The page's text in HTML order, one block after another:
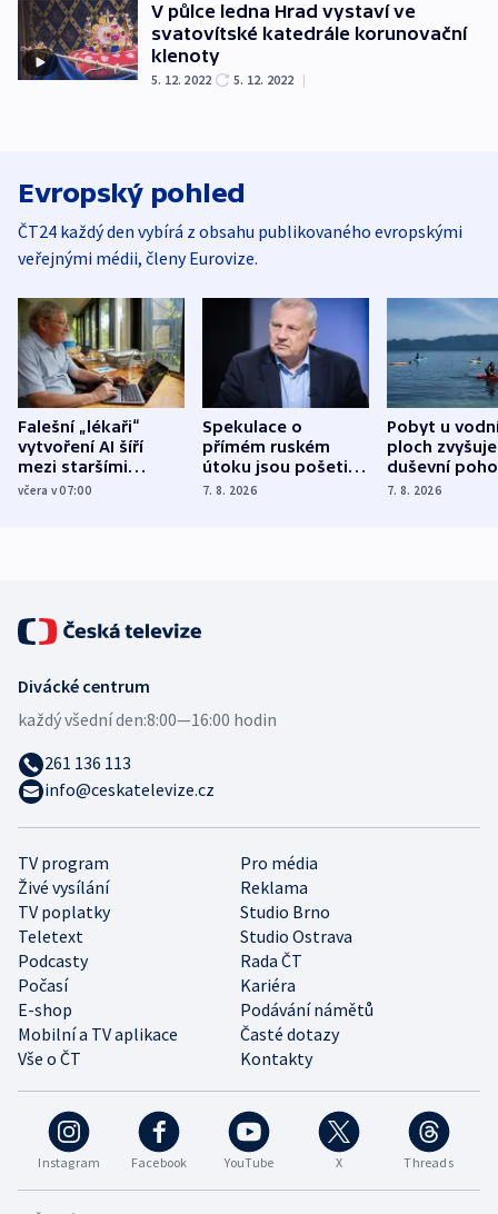
V půlce ledna Hrad vystaví ve
svatovítské katedrále korunovační
klenoty
5. 12. 2022 5. 12. 2022 |
Evropský pohled
ČT24 každý den vybírá z obsahu publikovaného evropskými
veřejnými médii, členy Eurovize.
Falešní „lékaři“
vytvoření AI šíří
mezi staršími
Poláky nebezpečné
včera v 07:00
Spekulace o
přímém ruském
útoku jsou pošetilé,
míní estonský
7. 8. 2026
Pobyt u
ploch zvyšuje
duševní
ukázala
7. 8. 2026
Instagram Facebook YouTube X Threads
TV program
Pro média
Živé vysílání
Reklama
TV poplatky
Studio Brno
Teletext
Studio Ostrava
Podcasty
Rada ČT
Počasí
Kariéra
E-shop
Podávání námětů
Mobilní a TV aplikace
Časté dotazy
Vše o ČT
Kontakty
Divácké centrum
každý všední den:8:00—16:00 hodin
261 136 113
info@ceskatelevize.cz